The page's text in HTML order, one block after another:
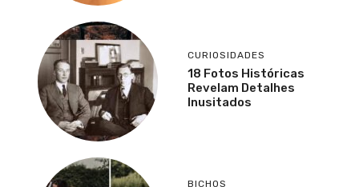
CURIOSIDADES
18 Fotos Históricas
Revelam Detalhes
Inusitados
BICHOS